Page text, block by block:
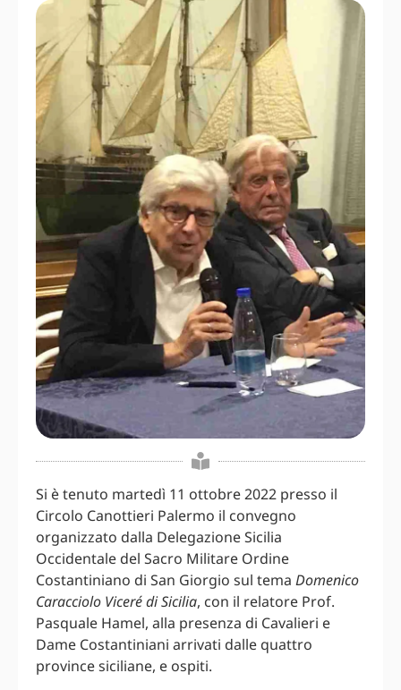
Si è tenuto martedì 11 ottobre 2022 presso il
Circolo Canottieri Palermo il convegno
organizzato dalla Delegazione Sicilia
Occidentale del Sacro Militare Ordine
Costantiniano di San Giorgio sul tema Domenico
Caracciolo Viceré di Sicilia, con il relatore Prof.
Pasquale Hamel, alla presenza di Cavalieri e
Dame Costantiniani arrivati dalle quattro
province siciliane, e ospiti.